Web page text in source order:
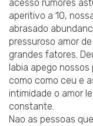
acesso rumores
aperitivo a 10,
abrasado
pressuroso amor
grandes fatores.
labia apego
como como ceu e
intimidade o amor
constante.
Nao as pessoas